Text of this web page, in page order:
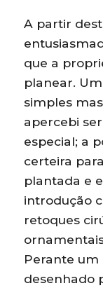
A partir
que a
planear.
simples
apercebi
especial; a
certeira
plantada e
introdução
retoques
Perante
desenhado